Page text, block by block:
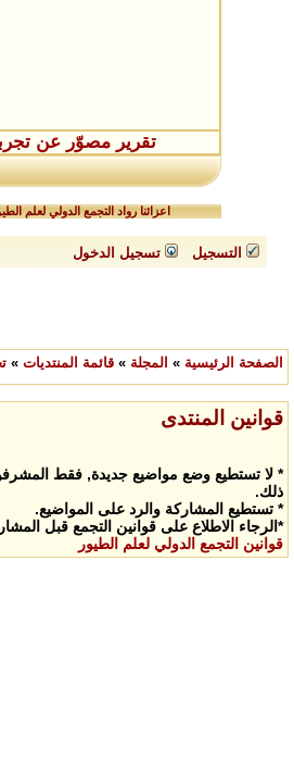
تقرير مصوّر عن
اعزائنا رواد التجمع الدولي
التسجيل تسجيل الدخول
الصفحة الرئيسية » المجلة » قائمة المنتديات »
قوانين المنتدى
* لا تستطيع وضع مواضيع جديدة, فقط
ذلك.
* تستطيع المشاركة والرد على المواضيع.
*الرجاء الاطلاع على قوانين التجمع قبل
قوانين التجمع الدولي لعلم الطيور